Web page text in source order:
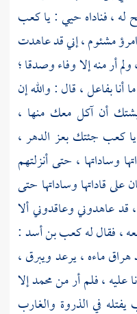
، فناداهحيي :ياكعب
مشئوم ، إني قد عاهدت
أر منه إلا وفاء وصدقا ؛
بفاعل ، قال : والله إن
أن آكل معك منها ،
كعب جئتك بعز الدهر ،
وساداتها ، حتى أنزلتهم
على قاداتها وساداتها حتى
قد عاهدوني وعاقدوني ألا
، فقال لهكعب بن أسد:
ماءه ، يرعد ويبرق ،
عليه ، فلم أر منمحمدإلا
يفتله في الذروة والغارب